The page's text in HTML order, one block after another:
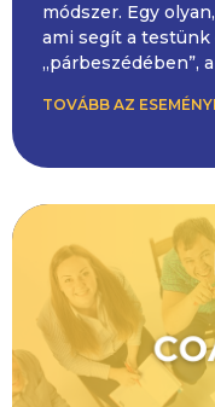
módszer. Egy
ami segít a
„párbeszédében”,
TOVÁBB AZ